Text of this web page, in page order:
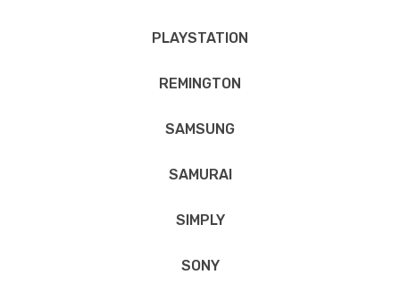
PLAYSTATION
REMINGTON
SAMSUNG
SAMURAI
SIMPLY
SONY